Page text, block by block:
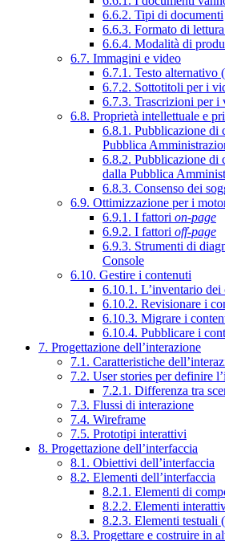
6.6.2. Tipi di documenti
6.6.3. Formato di
6.6.4. Modalità di
6.7. Immagini e video
6.7.1. Testo alternativo
6.7.2. Sottotitoli per i
6.7.3. Trascrizioni per i
6.8. Proprietà intellettuale e
6.8.1. Pubblicazione di
Pubblica
6.8.2. Pubblicazione di
dalla Pubblica
6.8.3. Consenso dei
6.9. Ottimizzazione per i
6.9.1. I fattori on-page
6.9.2. I fattori off-page
6.9.3. Strumenti di
Console
6.10. Gestire i contenuti
6.10.1. L’inventario dei
6.10.2. Revisionare i
6.10.3. Migrare i
6.10.4. Pubblicare i
7. Progettazione dell’interazione
7.1. Caratteristiche
7.2. User stories per definire
7.2.1. Differenza tra
7.3. Flussi di interazione
7.4. Wireframe
7.5. Prototipi interattivi
8. Progettazione dell’interfaccia
8.1. Obiettivi dell’interfaccia
8.2. Elementi dell’interfaccia
8.2.1. Elementi di
8.2.2. Elementi
8.2.3. Elementi testuali
8.3. Progettare e costruire in